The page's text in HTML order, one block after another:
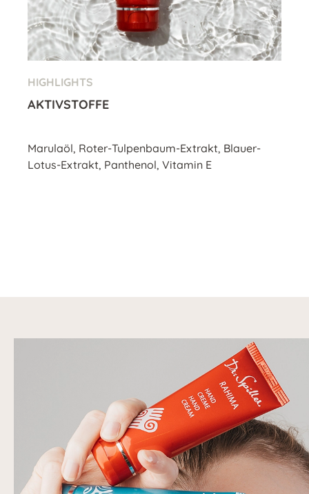
HIGHLIGHTS
AKTIVSTOFFE
Marulaöl, Roter-Tulpenbaum-Extrakt, Blauer-
Lotus-Extrakt, Panthenol, Vitamin E